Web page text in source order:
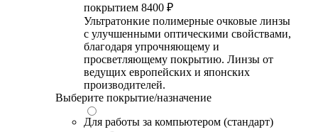
покрытием 8400 ₽
Ультратонкие полимерные очковые линзы
с улучшенными оптическими свойствами,
благодаря упрочняющему и
просветляющему покрытию. Линзы от
ведущих европейских и японских
производителей.
Выберите покрытие/назначение
Для работы за компьютером (стандарт)